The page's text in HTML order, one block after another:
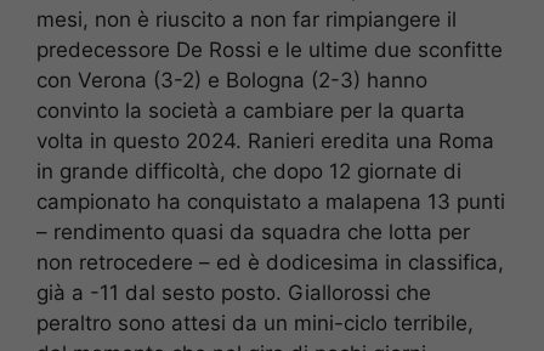
mesi, non è riuscito a non far rimpiangere il
predecessore De Rossi e le ultime due sconfitte
con Verona (3-2) e Bologna (2-3) hanno
convinto la società a cambiare per la quarta
volta in questo 2024. Ranieri eredita una Roma
in grande difficoltà, che dopo 12 giornate di
campionato ha conquistato a malapena 13 punti
– rendimento quasi da squadra che lotta per
non retrocedere – ed è dodicesima in classifica,
già a -11 dal sesto posto. Giallorossi che
peraltro sono attesi da un mini-ciclo terribile,